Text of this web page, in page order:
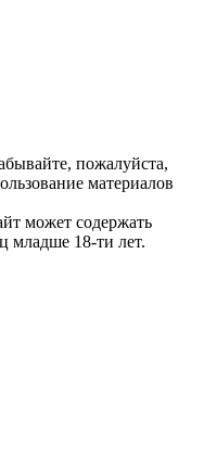
пожалуйста,
материалов
может содержать
младше 18-ти лет.